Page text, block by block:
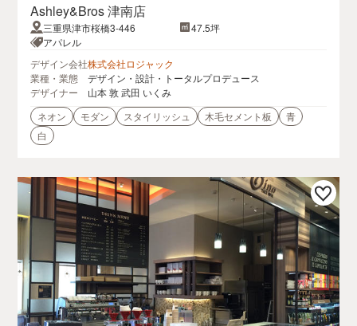
Ashley&Bros 津南店
三重県津市桜橋3-446
47.5坪
アパレル
デザイン会社株式会社ロジャック
業種・業態
デザイン・設計・トータルプロデュース
デザイナー
山本 敦 武田 いくみ
ネオン
モダン スタイリッシュ 木毛セメント板
青
白